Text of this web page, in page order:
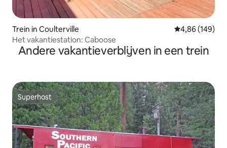
Trein in Coulterville Gemiddelde
4,86 (149)
Het vakantiestation: Caboose
Andere vakantieverblijven in een trein
Superhost
Superhost